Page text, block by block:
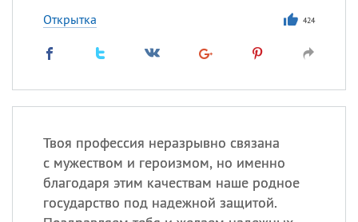
Открытка 424
Твоя профессия неразрывно связана
с мужеством и героизмом, но именно
благодаря этим качествам наше родное
государство под надежной защитой.
Еще
Посмотреть значение
происхождение